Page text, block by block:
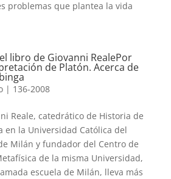
problemas que plantea la vida
libro de Giovanni RealePor
de Platón. Acerca de
| 136-2008
Reale, catedrático de Historia de
en la Universidad Católica del
Milán y fundador del Centro de
de la misma Universidad,
escuela de Milán, lleva más